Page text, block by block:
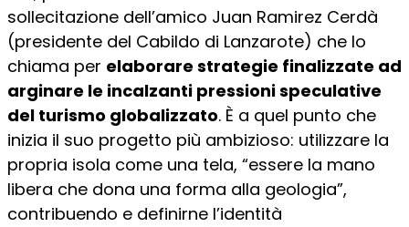
sollecitazione dell’amico Juan Ramirez Cerdà
(presidente del Cabildo di Lanzarote) che lo
chiama per elaborare strategie finalizzate ad
arginare le incalzanti pressioni speculative
del turismo globalizzato. È a quel punto che
inizia il suo progetto più ambizioso: utilizzare la
propria isola come una tela, “essere la mano
libera che dona una forma alla geologia”,
contribuendo e definirne l’identità